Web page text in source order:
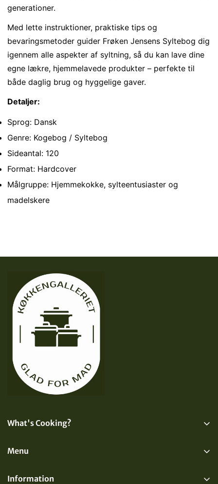
generationer.
Med lette instruktioner, praktiske tips og
bevaringsmetoder guider Frøken Jensens Syltebog dig
igennem alle aspekter af syltning, så du kan lave dine
egne lækre, hjemmelavede produkter – perfekte til
både daglig brug og hyggelige gaver.
Detaljer:
Sprog: Dansk
Genre: Kogebog / Syltebog
Sideantal: 120
Format: Hardcover
Målgruppe: Hjemmekokke, sylteentusiaster og
madelskere
What's Cooking?
Menu
Information